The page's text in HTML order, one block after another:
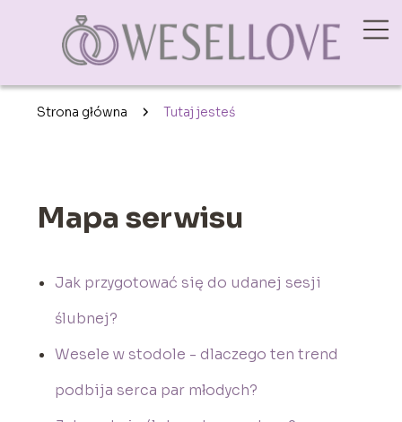
Strona główna Tutaj jesteś
Mapa serwisu
Jak przygotować się do udanej sesji
ślubnej?
Wesele w stodole - dlaczego ten trend
podbija serca par młodych?